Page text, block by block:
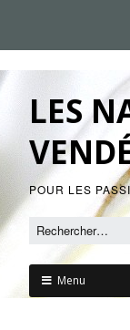
LES
POUR LES
Menu